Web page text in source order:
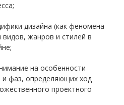
дизайна (как феномена
жанров и стилей в
на особенности
и фаз, определяющих ход
проектного